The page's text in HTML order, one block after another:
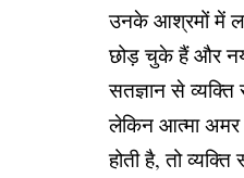
उनके आश्रमों में
छोड़ चुके हैं और
सतज्ञान से व्यक्ति
लेकिन आत्मा
होती है, तो